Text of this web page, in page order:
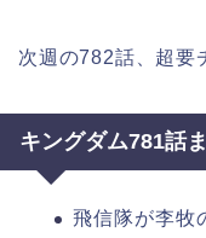
次週の782話、超要
キングダム781話
飛信隊が李牧